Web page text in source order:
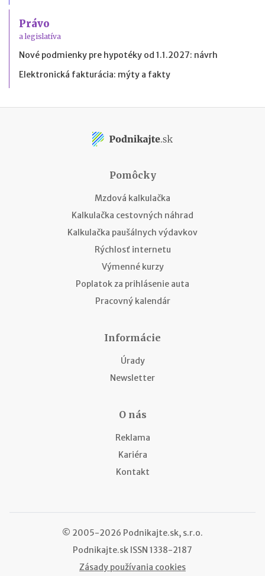
Právo
a legislatíva
Nové podmienky pre hypotéky od 1.1.2027: návrh
Elektronická fakturácia: mýty a fakty
Pomôcky
Mzdová kalkulačka
Kalkulačka cestovných náhrad
Kalkulačka paušálnych výdavkov
Rýchlosť internetu
Výmenné kurzy
Poplatok za prihlásenie auta
Pracovný kalendár
Informácie
Úrady
Newsletter
O nás
Reklama
Kariéra
Kontakt
© 2005-2026 Podnikajte.sk, s.r.o.
Podnikajte.sk ISSN 1338-2187
Zásady používania cookies